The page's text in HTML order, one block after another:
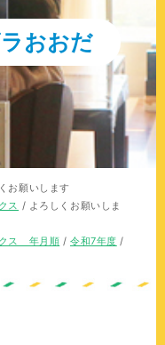
おおだ
お願いします
ス / よろしくお願いしま
クス 年月順 / 令和7年度 /